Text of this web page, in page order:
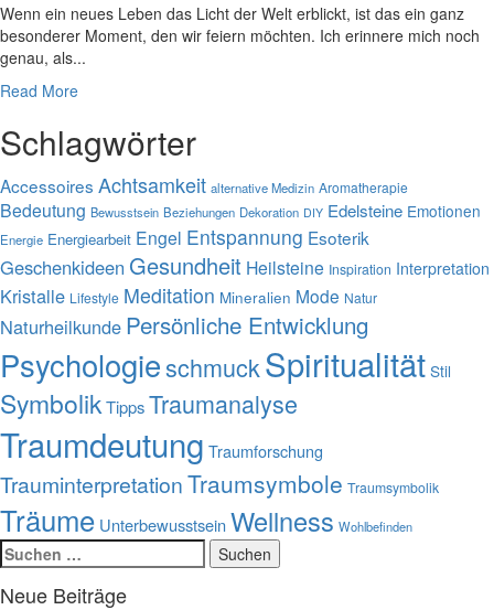
Wenn ein neues Leben das Licht der Welt erblickt, ist das ein ganz
besonderer Moment, den wir feiern möchten. Ich erinnere mich noch
genau, als...
Read More
Schlagwörter
Accessoires Achtsamkeit alternative Medizin Aromatherapie
Bedeutung Bewusstsein Beziehungen Dekoration DIY Edelsteine Emotionen
Energie Energiearbeit Engel Entspannung Esoterik
Geschenkideen Gesundheit Heilsteine Inspiration Interpretation
Kristalle Lifestyle Meditation Mineralien Mode Natur
Naturheilkunde Persönliche Entwicklung
PsychologieschmuckSpiritualität Stil
SymbolikTippsTraumanalyse
Traumdeutung Traumforschung
TrauminterpretationTraumsymbole Traumsymbolik
Träume UnterbewusstseinWellness Wohlbefinden
Suchen
nach:
Neue Beiträge